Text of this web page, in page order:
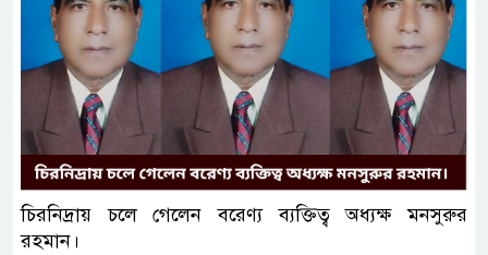
চিরনিদ্রায় চলে গেলেন বরেণ্য ব্যক্তিত্ব অধ্যক্ষ মনসুরুর
রহমান।